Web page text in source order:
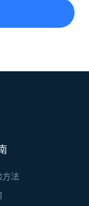
方法